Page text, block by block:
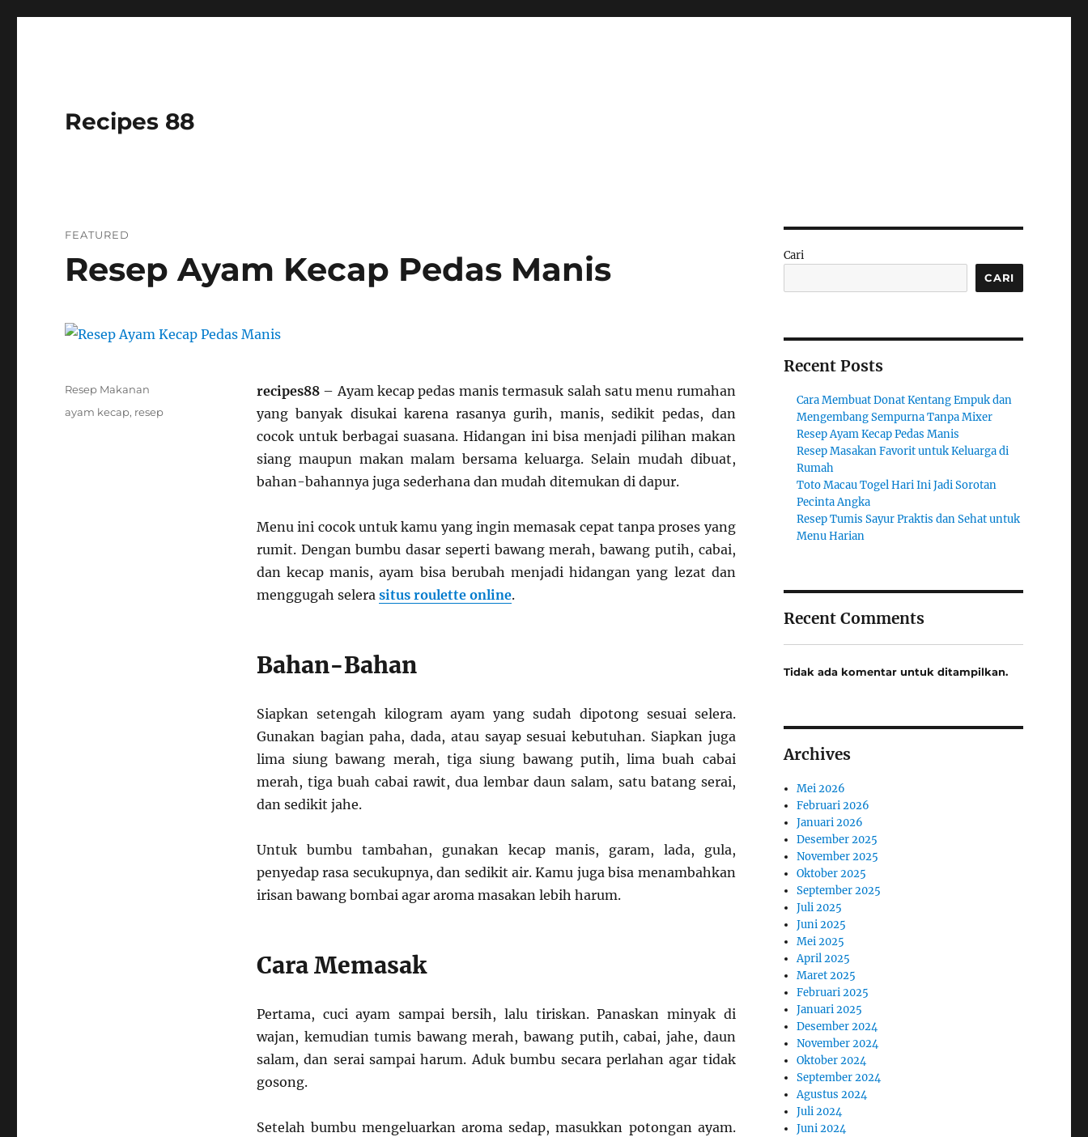
Recipes 88
FEATURED
Resep Ayam Kecap Pedas Manis
recipes88– Ayam kecap pedas manis termasuk salah satu menu rumahan
yang banyak disukai karena rasanya gurih, manis, sedikit pedas, dan
cocok untuk berbagai suasana. Hidangan ini bisa menjadi pilihan makan
siang maupun makan malam bersama keluarga. Selain mudah dibuat,
bahan-bahannya juga sederhana dan mudah ditemukan di dapur.
Menu ini cocok untuk kamu yang ingin memasak cepat tanpa proses yang
rumit. Dengan bumbu dasar seperti bawang merah, bawang putih, cabai,
dan kecap manis, ayam bisa berubah menjadi hidangan yang lezat dan
menggugah selera situs roulette online.
Bahan-Bahan
Siapkan setengah kilogram ayam yang sudah dipotong sesuai selera.
Gunakan bagian paha, dada, atau sayap sesuai kebutuhan. Siapkan juga
lima siung bawang merah, tiga siung bawang putih, lima buah cabai
merah, tiga buah cabai rawit, dua lembar daun salam, satu batang serai,
dan sedikit jahe.
Untuk bumbu tambahan, gunakan kecap manis, garam, lada, gula,
penyedap rasa secukupnya, dan sedikit air. Kamu juga bisa menambahkan
irisan bawang bombai agar aroma masakan lebih harum.
Cara Memasak
Pertama, cuci ayam sampai bersih, lalu tiriskan. Panaskan minyak di
wajan, kemudian tumis bawang merah, bawang putih, cabai, jahe, daun
salam, dan serai sampai harum. Aduk bumbu secara perlahan agar tidak
gosong.
Setelah bumbu mengeluarkan aroma sedap, masukkan potongan ayam.
Categories
Resep Makanan
Tags
ayam kecap, resep
Cari
CARI
Recent Posts
Cara Membuat Donat Kentang Empuk dan
Mengembang Sempurna Tanpa Mixer
Resep Ayam Kecap Pedas Manis
Resep Masakan Favorit untuk Keluarga di
Rumah
Toto Macau Togel Hari Ini Jadi Sorotan
Pecinta Angka
Resep Tumis Sayur Praktis dan Sehat untuk
Menu Harian
Recent Comments
Tidak ada komentar untuk ditampilkan.
Archives
Mei 2026
Februari 2026
Januari 2026
Desember 2025
November 2025
Oktober 2025
September 2025
Juli 2025
Juni 2025
Mei 2025
April 2025
Maret 2025
Februari 2025
Januari 2025
Desember 2024
November 2024
Oktober 2024
September 2024
Agustus 2024
Juli 2024
Juni 2024